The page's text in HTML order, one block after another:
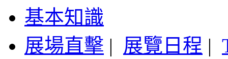
基本知識
展場直擊 | 展覽日程 |